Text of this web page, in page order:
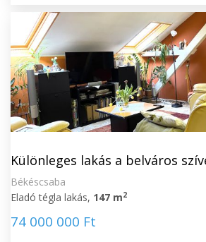
Különleges lakás a belváros
Békéscsaba
Eladó tégla lakás, 147 m2
74 000 000 Ft